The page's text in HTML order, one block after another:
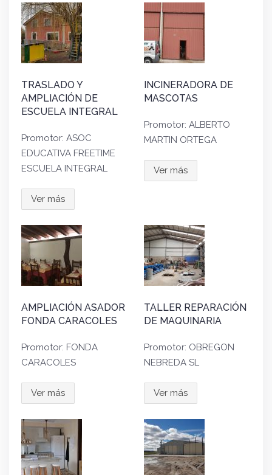
TRASLADO Y
AMPLIACIÓN DE
ESCUELA INTEGRAL
Promotor: ASOC
EDUCATIVA FREETIME
ESCUELA INTEGRAL
Ver más
INCINERADORA DE
MASCOTAS
Promotor: ALBERTO
MARTIN ORTEGA
Ver más
AMPLIACIÓN ASADOR
FONDA CARACOLES
Promotor: FONDA
CARACOLES
Ver más
TALLER REPARACIÓN
DE MAQUINARIA
Promotor: OBREGON
NEBREDA SL
Ver más